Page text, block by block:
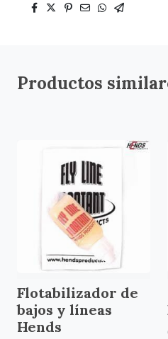
Productos
Flotabilizador de
bajos y líneas
Hends